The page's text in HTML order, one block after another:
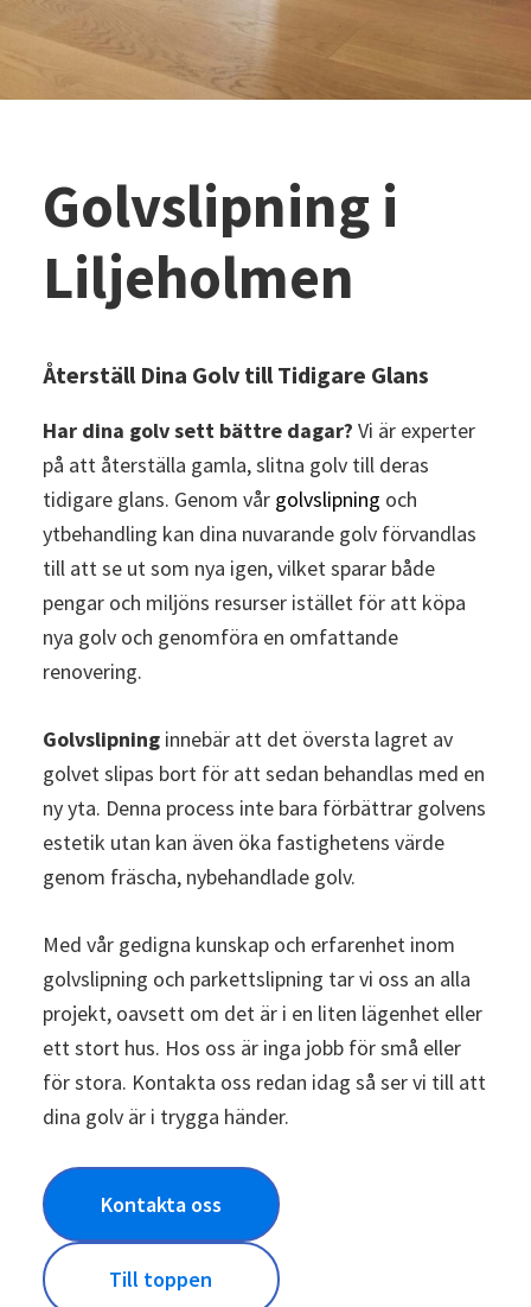
Golvslipning i
Liljeholmen
Återställ Dina Golv till Tidigare Glans
Har dina golv sett bättre dagar? Vi är experter
på att återställa gamla, slitna golv till deras
tidigare glans. Genom vår golvslipning och
ytbehandling kan dina nuvarande golv förvandlas
till att se ut som nya igen, vilket sparar både
pengar och miljöns resurser istället för att köpa
nya golv och genomföra en omfattande
renovering.
Golvslipning innebär att det översta lagret av
golvet slipas bort för att sedan behandlas med en
ny yta. Denna process inte bara förbättrar golvens
estetik utan kan även öka fastighetens värde
genom fräscha, nybehandlade golv.
Med vår gedigna kunskap och erfarenhet inom
golvslipning och parkettslipning tar vi oss an alla
projekt, oavsett om det är i en liten lägenhet eller
ett stort hus. Hos oss är inga jobb för små eller
för stora. Kontakta oss redan idag så ser vi till att
dina golv är i trygga händer.
Kontakta oss
Till toppen